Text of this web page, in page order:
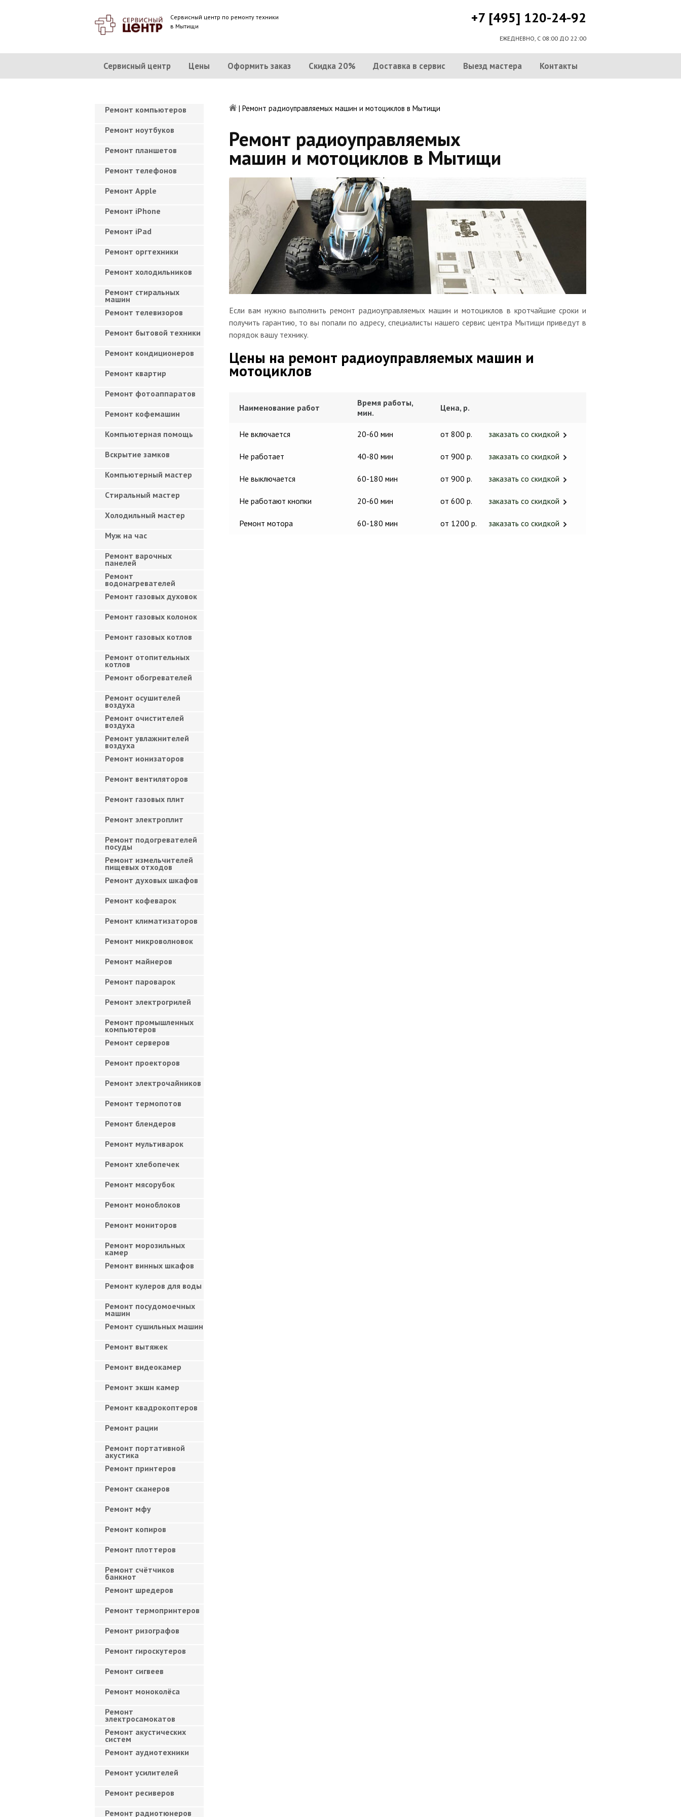
Сервисный центр по ремонту техники
в Мытищи
+7 [495] 120-24-92
ЕЖЕДНЕВНО, С 08:00 ДО 22:00
Сервисный центр Цены Оформить заказ Скидка 20% Доставка в сервис Выезд мастера Контакты
| Ремонт радиоуправляемых машин и мотоциклов в Мытищи
Ремонт радиоуправляемых
машин и мотоциклов в Мытищи
Если вам нужно выполнить ремонт радиоуправляемых машин и мотоциклов в кротчайшие сроки и
получить гарантию, то вы попали по адресу, специалисты нашего сервис центра Мытищи приведут в
порядок вашу технику.
Цены на ремонт радиоуправляемых машин и
мотоциклов
Наименование работ
Время работы,
мин.
Цена, р.
Не включается 20-60 мин от 800 р. заказать со скидкой
Не работает 40-80 мин от 900 р. заказать со скидкой
Не выключается 60-180 мин от 900 р. заказать со скидкой
Не работают кнопки 20-60 мин от 600 р. заказать со скидкой
Ремонт мотора 60-180 мин от 1200 р. заказать со скидкой
Ремонт компьютеров
Ремонт ноутбуков
Ремонт планшетов
Ремонт телефонов
Ремонт Apple
Ремонт iPhone
Ремонт iPad
Ремонт оргтехники
Ремонт холодильников
Ремонт стиральных
машин
Ремонт телевизоров
Ремонт бытовой техники
Ремонт кондиционеров
Ремонт квартир
Ремонт фотоаппаратов
Ремонт кофемашин
Компьютерная помощь
Вскрытие замков
Компьютерный мастер
Cтиральный мастер
Холодильный мастер
Муж на час
Ремонт варочных
панелей
Ремонт
водонагревателей
Ремонт газовых духовок
Ремонт газовых колонок
Ремонт газовых котлов
Ремонт отопительных
котлов
Ремонт обогревателей
Ремонт осушителей
воздуха
Ремонт очистителей
воздуха
Ремонт увлажнителей
воздуха
Ремонт ионизаторов
Ремонт вентиляторов
Ремонт газовых плит
Ремонт электроплит
Ремонт подогревателей
посуды
Ремонт измельчителей
пищевых отходов
Ремонт духовых шкафов
Ремонт кофеварок
Ремонт климатизаторов
Ремонт микроволновок
Ремонт майнеров
Ремонт пароварок
Ремонт электрогрилей
Ремонт промышленных
компьютеров
Ремонт серверов
Ремонт проекторов
Ремонт электрочайников
Ремонт термопотов
Ремонт блендеров
Ремонт мультиварок
Ремонт хлебопечек
Ремонт мясорубок
Ремонт моноблоков
Ремонт мониторов
Ремонт морозильных
камер
Ремонт винных шкафов
Ремонт кулеров для воды
Ремонт посудомоечных
машин
Ремонт сушильных машин
Ремонт вытяжек
Ремонт видеокамер
Ремонт экшн камер
Ремонт квадрокоптеров
Ремонт рации
Ремонт портативной
акустика
Ремонт принтеров
Ремонт сканеров
Ремонт мфу
Ремонт копиров
Ремонт плоттеров
Ремонт счётчиков
банкнот
Ремонт шредеров
Ремонт термопринтеров
Ремонт ризографов
Ремонт гироскутеров
Ремонт сигвеев
Ремонт моноколёса
Ремонт
электросамокатов
Ремонт акустических
систем
Ремонт аудиотехники
Ремонт усилителей
Ремонт ресиверов
Ремонт радиотюнеров